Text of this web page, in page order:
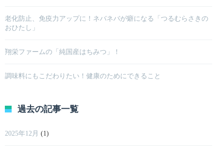
老化防止、免疫力アップに！ネバネバが癖になる「つるむらさきの
おひたし」
翔栄ファームの「純国産はちみつ」！
調味料にもこだわりたい！健康のためにできること
過去の記事一覧
2025年12月 (1)